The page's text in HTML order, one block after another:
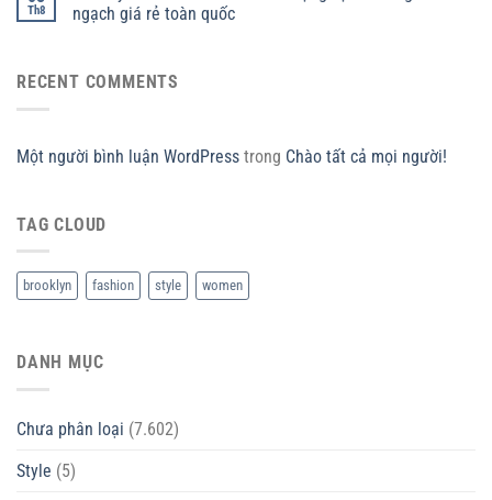
Th8
ngạch giá rẻ toàn quốc
RECENT COMMENTS
Một người bình luận WordPress trong Chào tất cả mọi người!
TAG CLOUD
brooklyn fashion style women
DANH MỤC
Chưa phân loại (7.602)
Style (5)